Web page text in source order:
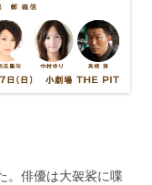
。俳優は大袈裟に喋